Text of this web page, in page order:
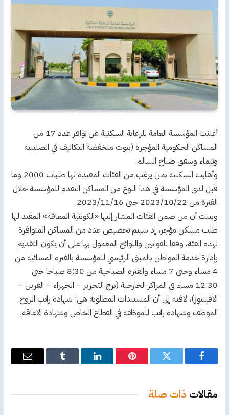
أعلنت المؤسسة العامة للرعاية السكنية عن توافر عدد 17 من
المساكن الحكومية المؤجرة (بيوت منخفضة التكاليف في الصليبية
وتيماء وشقق صباح السالم.
وأهابت السكنية بمن يرغب من الفئات المقيدة لها طلبات 2000 وما
قبل لدى المؤسسة في هذا النوع من المساكن التقدم للمؤسسة خلال
الفترة من 2023/10/22 حتى 2023/11/16.
وبينت أن من ضمن الفئات المشار إليها «الكويتية المعاقة» المقيد لها
طلب مسكن مؤجر، إذ سيتم تخصيص عدد من المساكن المتوافرة
لهذه الفئة، وفقا للقوانين واللوائح المعمول بها على أن يكون التقديم
بإدارة خدمة المواطن بالمبنى الرئيسي للمؤسسة بالفتره المسائية من
4 مساء وحتى 7 مساء والفترة الصباحية من 8:30 صباحا حتى
12:30 مساء في المراكز الخارجية (برج التحرير – الجهراء – القرين –
الافينيوز)، لافتة إلى أن المستندات المطلوبة هي: شهادة راتب الزوج
الموظف وشهادة راتب للموظفة في القطاع الخاص وشهادة الاعاقة.
فيسبوك تويتر بينتيريستلينكدإن Tumblr
البريد
مقالات ذات صلة